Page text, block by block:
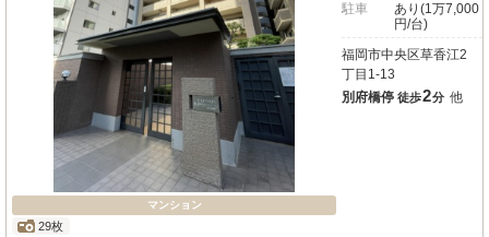
マンション
29枚
駐車
あり(1万7,000
円/台)
福岡市中央区草香江2
丁目1-13
別府橋停 徒歩2分 他